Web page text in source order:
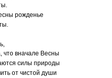
рожденье
вначале Весны
силы природы
от чистой души